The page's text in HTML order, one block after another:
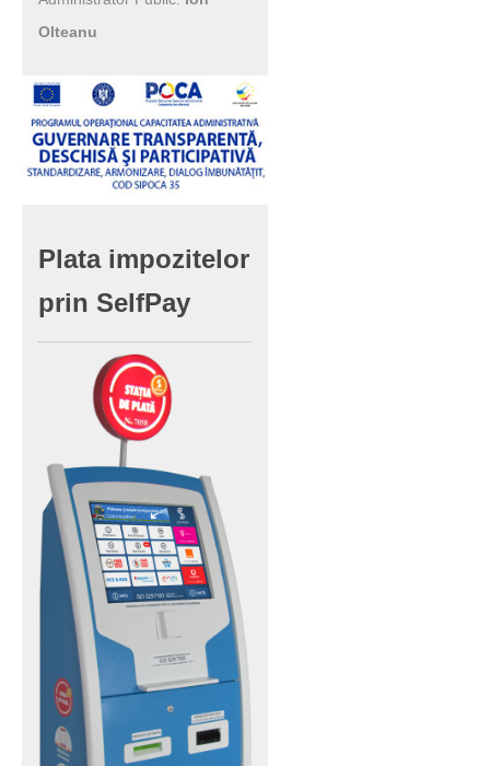
Olteanu
Plata impozitelor
prin SelfPay